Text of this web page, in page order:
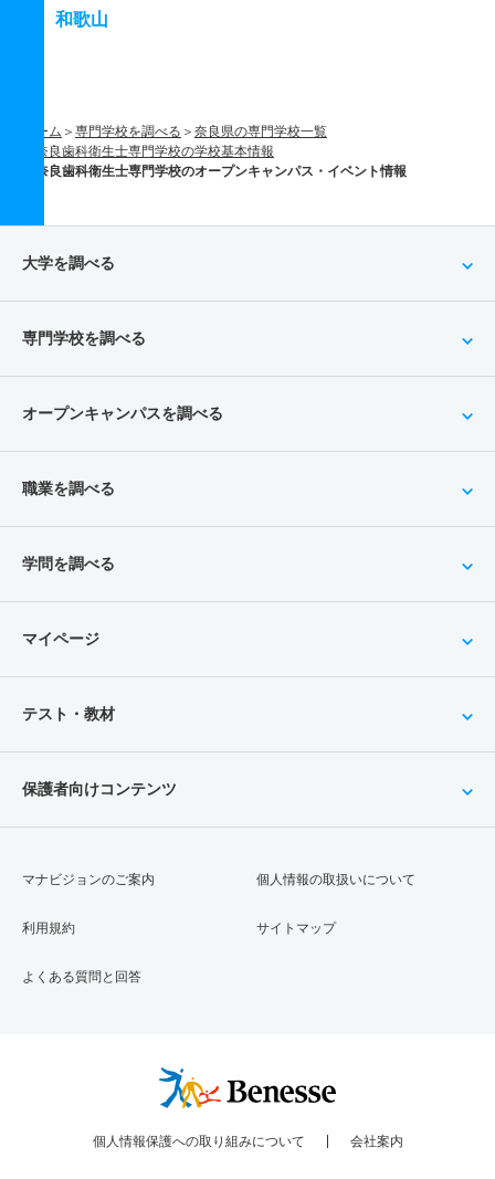
和歌山
ホーム 専門学校を調べる
奈良県の専門学校一覧
奈良歯科衛生士専門学校の学校基本情報
奈良歯科衛生士専門学校のオープンキャンパス・イベント情報
大学を調べる
専門学校を調べる
オープンキャンパスを調べる
職業を調べる
学問を調べる
マイページ
テスト・教材
保護者向けコンテンツ
マナビジョンのご案内
利用規約
よくある質問と回答
個人情報の取扱いについて
サイトマップ
個人情報保護への取り組みについて 会社案内